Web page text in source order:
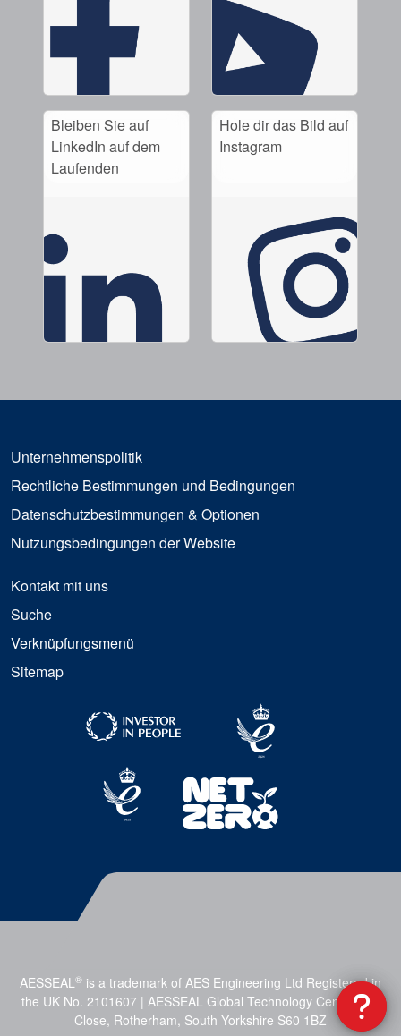
Bleiben Sie auf
LinkedIn auf dem
Laufenden
Hole dir das Bild auf
Instagram
Unternehmenspolitik
Rechtliche Bestimmungen und Bedingungen
Datenschutzbestimmungen & Optionen
Nutzungsbedingungen der Website
Kontakt mit uns
Suche
Verknüpfungsmenü
Sitemap
AESSEAL ® is a trademark of AES Engineering Ltd Registered in
the UK No. 2101607 | AESSEAL Global Technology Centre, Mill
Close, Rotherham, South Yorkshire S60 1BZ